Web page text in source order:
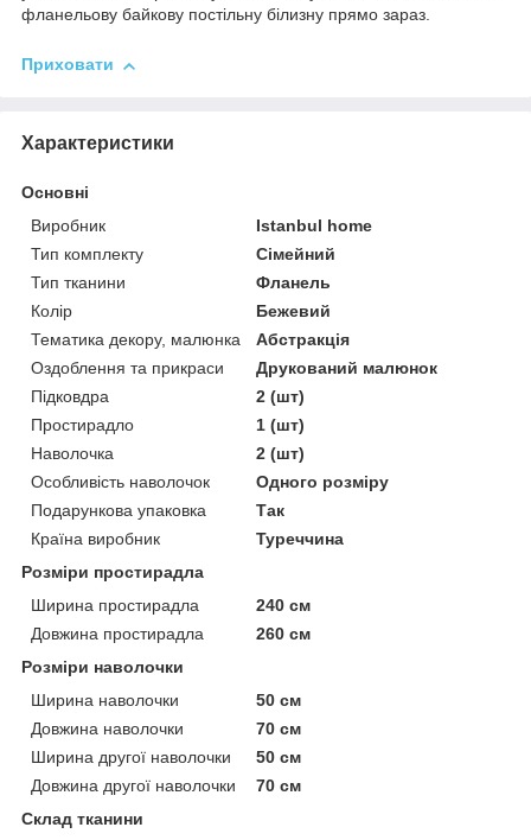
фланельову байкову постільну білизну прямо зараз.
Приховати
Характеристики
Основні
Виробник
Istanbul home
Тип комплекту
Сімейний
Тип тканини
Фланель
Колір
Бежевий
Тематика декору, малюнка
Абстракція
Оздоблення та прикраси
Друкований малюнок
Підковдра
2 (шт)
Простирадло
1 (шт)
Наволочка
2 (шт)
Особливість наволочок
Одного розміру
Подарункова упаковка
Так
Країна виробник
Туреччина
Розміри простирадла
Ширина простирадла
240 см
Довжина простирадла
260 см
Розміри наволочки
Ширина наволочки
50 см
Довжина наволочки
70 см
Ширина другої наволочки
50 см
Довжина другої наволочки
70 см
Склад тканини